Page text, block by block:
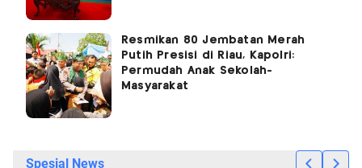
Resmikan 80 Jembatan Merah
Putih Presisi di Riau, Kapolri:
Permudah Anak Sekolah-
Masyarakat